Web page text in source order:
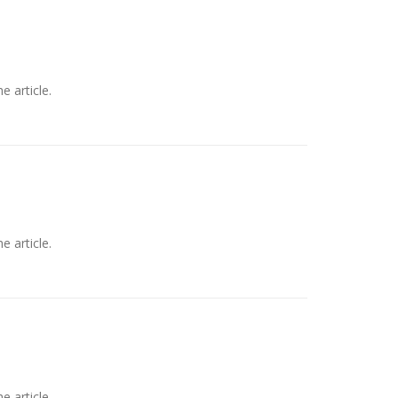
article.
article.